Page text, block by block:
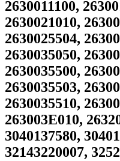
2630011100,
2630021010,
2630025504,
2630035050,
2630035500,
2630035503,
2630035510,
263003E010,
3040137580,
32143220007,